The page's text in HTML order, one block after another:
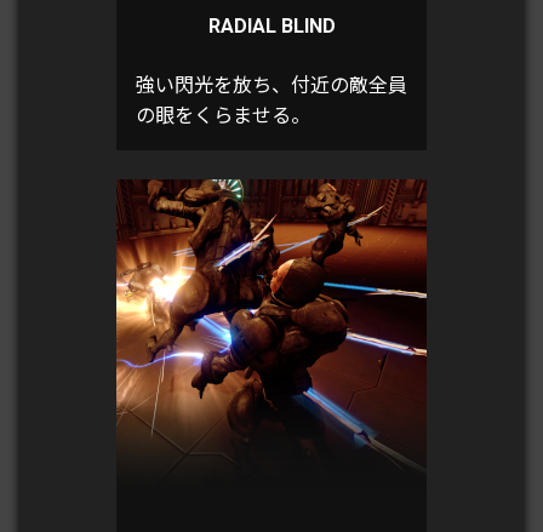
RADIAL BLIND
強い閃光を放ち、付近の敵全員
の眼をくらませる。